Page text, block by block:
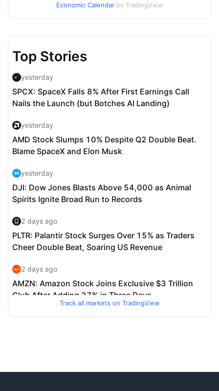
Economic Calendar by TradingView
Track all markets on TradingView